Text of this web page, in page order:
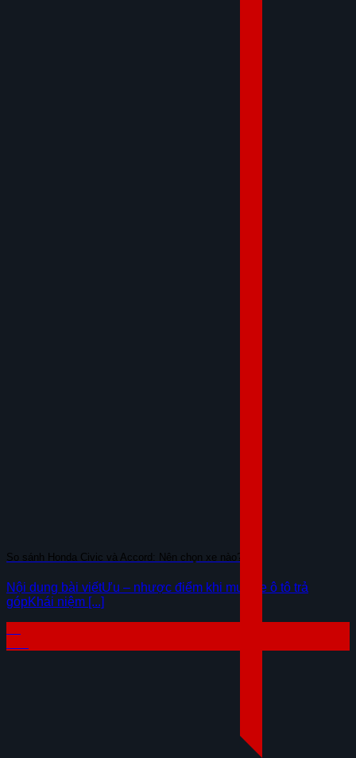
So sánh Honda Civic và Accord: Nên chọn xe nào?
Nội dung bài viếtƯu – nhược điểm khi mua xe ô tô trả
gópKhái niệm [...]